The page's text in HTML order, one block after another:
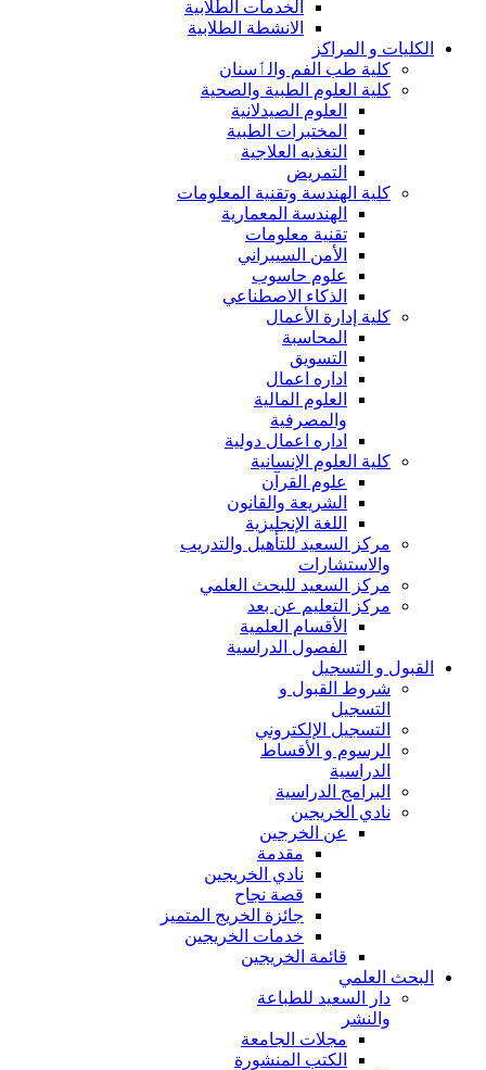
الخدمات الطلابية
الانشطة الطلابية
الكليات و المراكز
كلية طب الفم والٲسنان
كلية العلوم الطبية والصحية
العلوم الصيدلانية
المختبرات الطبية
التغذيه العلاجية
التمريض
كلية الهندسة وتقنية المعلومات
الهندسة المعمارية
تقنية معلومات
الأمن السيبراني
علوم حاسوب
الذكاء الاصطناعي
كلية إدارة الأعمال
المحاسبة
التسويق
اداره اعمال
العلوم المالية
والمصرفية
اداره اعمال دولية
كلية العلوم الإنسانية
علوم القرآن
الشريعة والقانون
اللغة الإنجليزية
مركز السعيد للتأهيل والتدريب
والاستشارات
مركز السعيد للبحث العلمي
مركز التعليم عن بعد
الأقسام العلمية
الفصول الدراسية
القبول و التسجيل
شروط القبول و
التسجيل
التسجيل الإلكتروني
الرسوم و الأقساط
الدراسية
البرامج الدراسية
نادي الخريجين
عن الخرجين
مقدمة
نادي الخريجين
قصة نجاح
جائزة الخريج المتميز
خدمات الخريجين
قائمة الخريجين
البحث العلمي
دار السعيد للطباعة
والنشر
مجلات الجامعة
الكتب المنشورة